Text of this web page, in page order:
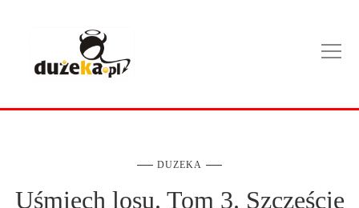
DUZEKA
Uśmiech losu. Tom 3. Szczęście